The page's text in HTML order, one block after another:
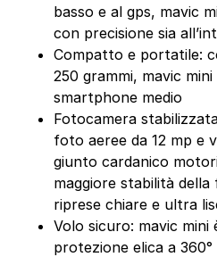
basso e al gps, mavic
con precisione sia
Compatto e portatile:
250 grammi, mavic
smartphone medio
Fotocamera
foto aeree da 12 mp e
giunto cardanico
maggiore stabilità
riprese chiare e ultra
Volo sicuro: mavic mini
protezione elica a